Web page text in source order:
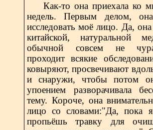
Как-то она приехала ко
недель. Первым делом, она
исследовать моё лицо. Да, она
китайской, натуральной
обычной совсем не
проходит всякие
ковыряют, просвечивают
и снаружи, чтобы потом
упоением разворачивала
тему. Короче, она
лицо со словами:"Да, пока
пропьёшь травку для